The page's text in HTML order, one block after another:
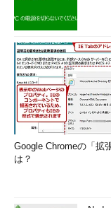
がれば、その世界で
にくすぶっているIT
ません」（服部さん）
ただし、繰り返し
職はリスクも伴う。
も多いために、求人
情報を把握すること
も、人材紹介会社を
Google Chromeの「拡
は？